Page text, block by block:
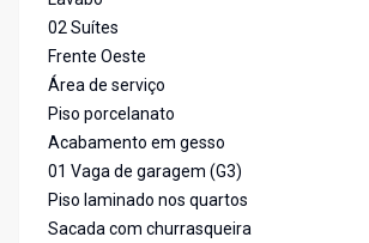
02 Suítes
Frente Oeste
Área de serviço
Piso porcelanato
Acabamento em gesso
01 Vaga de garagem (G3)
Piso laminado nos quartos
Sacada com churrasqueira